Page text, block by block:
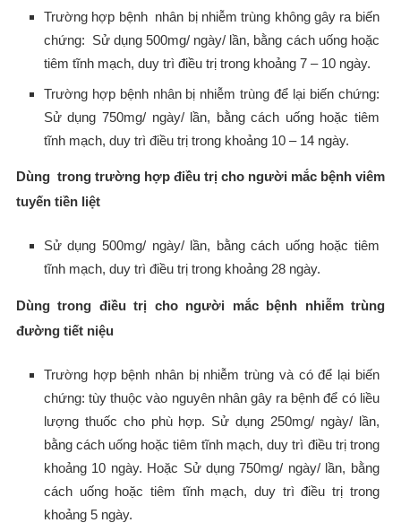
Trường hợp bệnh nhân bị nhiễm trùng không gây ra biến
chứng: Sử dụng 500mg/ ngày/ lần, bằng cách uống hoặc
tiêm tĩnh mạch, duy trì điều trị trong khoảng 7 – 10 ngày.
Trường hợp bệnh nhân bị nhiễm trùng để lại biến chứng:
Sử dụng 750mg/ ngày/ lần, bằng cách uống hoặc tiêm
tĩnh mạch, duy trì điều trị trong khoảng 10 – 14 ngày.
Dùng trong trường hợp điều trị cho người mắc bệnh viêm
tuyến tiền liệt
Sử dụng 500mg/ ngày/ lần, bằng cách uống hoặc tiêm
tĩnh mạch, duy trì điều trị trong khoảng 28 ngày.
Dùng trong điều trị cho người mắc bệnh nhiễm trùng
đường tiết niệu
Trường hợp bệnh nhân bị nhiễm trùng và có để lại biến
chứng: tùy thuộc vào nguyên nhân gây ra bệnh để có liều
lượng thuốc cho phù hợp. Sử dụng 250mg/ ngày/ lần,
bằng cách uống hoặc tiêm tĩnh mạch, duy trì điều trị trong
khoảng 10 ngày. Hoặc Sử dụng 750mg/ ngày/ lần, bằng
cách uống hoặc tiêm tĩnh mạch, duy trì điều trị trong
khoảng 5 ngày.